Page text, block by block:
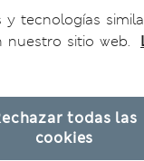
tecnologías
sitio web.
todas las
cookies